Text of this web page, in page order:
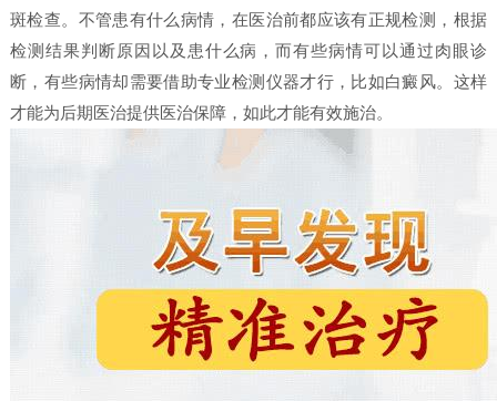
斑检查。不管患有什么病情，在医治前都应该有正规检测，根据
检测结果判断原因以及患什么病，而有些病情可以通过肉眼诊
断，有些病情却需要借助专业检测仪器才行，比如白癜风。这样
才能为后期医治提供医治保障，如此才能有效施治。